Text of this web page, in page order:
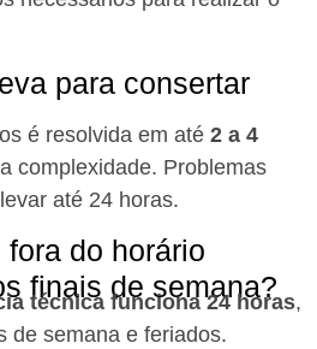
para consertar
é resolvida em até 2 a 4
complexidade. Problemas
até 24 horas.
do horário
finais de semana?
técnica funciona 24 horas,
de semana e feriados.